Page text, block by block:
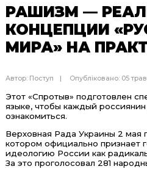
РАШИЗМ —
КОНЦЕПЦИИ
МИРА» НА
Автор: Поступ Опубліковано: 05
Этот «Спротыв» подготовлен
языке, чтобы каждый
ознакомиться.
Верховная Рада Украины 2 мая
котором официально признает
идеологию России как
За это проголосовал 281